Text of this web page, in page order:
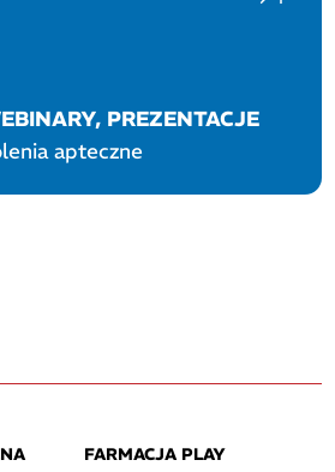
PREZENTACJE
apteczne
FARMACJA PLAY